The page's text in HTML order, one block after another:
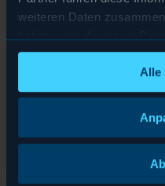
weiteren Daten
gesammelt haben.
Alle